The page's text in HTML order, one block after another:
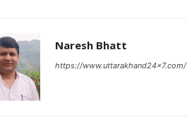
Naresh Bhatt
https://www.uttarakhand24x7.com/